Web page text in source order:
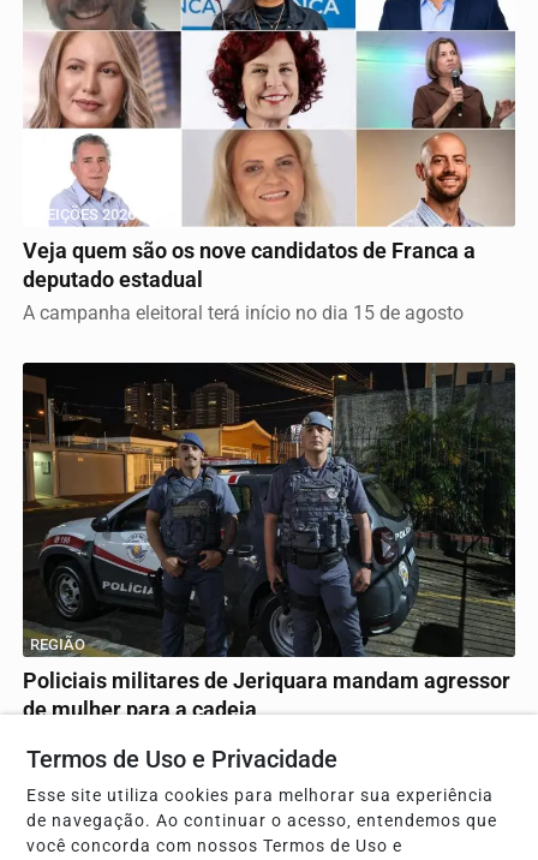
ELEIÇÕES 2026
Veja quem são os nove candidatos de Franca a
deputado estadual
A campanha eleitoral terá início no dia 15 de agosto
REGIÃO
Policiais militares de Jeriquara mandam agressor
de mulher para a cadeia
A ocorrência foi apresentada na CPJ de Franca
Termos de Uso e Privacidade
Esse site utiliza cookies para melhorar sua experiência
de navegação. Ao continuar o acesso, entendemos que
você concorda com nossos Termos de Uso e